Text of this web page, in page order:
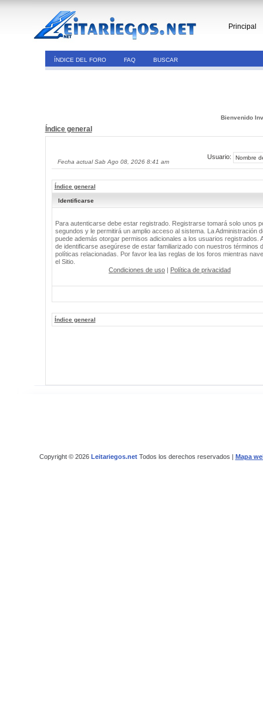
Principal
ÍNDICE DEL FORO FAQ BUSCAR
Bienvenido
Índice general
Fecha actual Sab Ago 08, 2026 8:41 am
Usuario:
Índice general
Identificarse
Para autenticarse debe estar registrado. Registrarse tomará solo unos
segundos y le permitirá un amplio acceso al sistema. La Administración
puede además otorgar permisos adicionales a los usuarios registrados.
de identificarse asegúrese de estar familiarizado con nuestros términos
políticas relacionadas. Por favor lea las reglas de los foros mientras
el Sitio.
Condiciones de uso | Política de privacidad
Índice general
Copyright © 2026 Leitariegos.netTodos los derechos reservados | Mapa